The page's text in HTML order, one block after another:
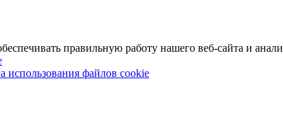
правильную работу нашего веб-сайта и
использования файлов cookie